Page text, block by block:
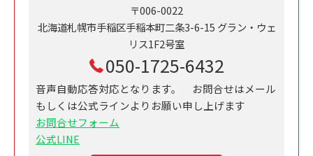
〒006-0022
北海道札幌市手稲区手稲本町二条3-6-15 グラン・ウェ
リス1F2号室
050-1725-6432
音声自動応答対応となります。 お問合せはメール
もしくは公式ラインよりお願い申し上げます
お問合せフォーム
公式LINE